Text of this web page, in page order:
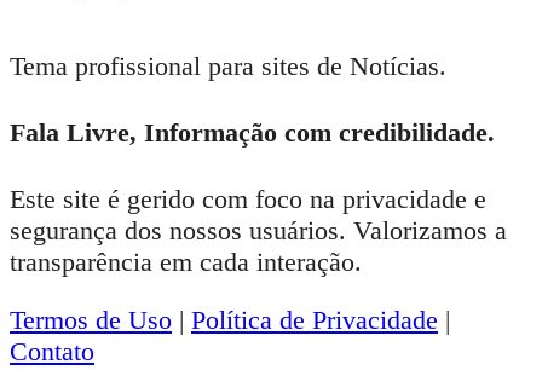
Tema profissional para sites de Notícias.
Fala Livre, Informação com credibilidade.
Este site é gerido com foco na privacidade e
segurança dos nossos usuários. Valorizamos a
transparência em cada interação.
Termos de Uso | Política de Privacidade |
Contato